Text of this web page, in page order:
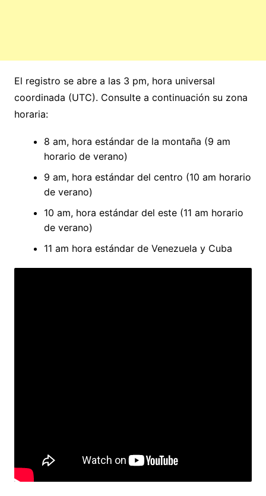
El registro se abre a las 3 pm, hora universal
coordinada (UTC). Consulte a continuación su zona
horaria:
8 am, hora estándar de la montaña (9 am
horario de verano)
9 am, hora estándar del centro (10 am horario
de verano)
10 am, hora estándar del este (11 am horario
de verano)
11 am hora estándar de Venezuela y Cuba